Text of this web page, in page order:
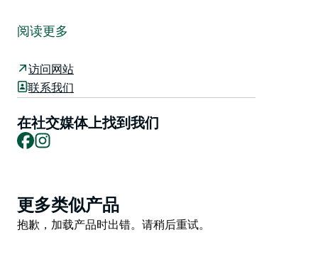
或坚果，他们都能为您提供完美的甜食！
阅读更多
访问网站
联系我们
在社交媒体上找到我们
Facebook
Product
List
更多类似产品
Product
抱歉，加载产品时出错。请稍后重试。